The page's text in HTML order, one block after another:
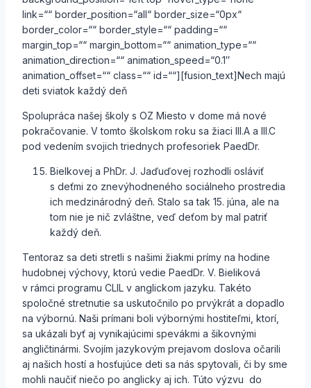
link=““ border_position=“all“ border_size=“0px“
border_color=““ border_style=““ padding=““
margin_top=““ margin_bottom=““ animation_type=““
animation_direction=““ animation_speed=“0.1″
animation_offset=““ class=““ id=““][fusion_text]Nech majú
deti sviatok každý deň
Spolupráca našej školy s OZ Miesto v dome má nové
pokračovanie. V tomto školskom roku sa žiaci III.A a III.C
pod vedením svojich triednych profesoriek PaedDr.
Bielkovej a PhDr. J. Jaďuďovej rozhodli osláviť
s deťmi zo znevýhodneného sociálneho prostredia
ich medzinárodný deň. Stalo sa tak 15. júna, ale na
tom nie je nič zvláštne, veď deťom by mal patriť
každý deň.
Tentoraz sa deti stretli s našimi žiakmi prímy na hodine
hudobnej výchovy, ktorú vedie PaedDr. V. Bieliková
v rámci programu CLIL v anglickom jazyku. Takéto
spoločné stretnutie sa uskutočnilo po prvýkrát a dopadlo
na výbornú. Naši prímani boli výbornými hostiteľmi, ktorí,
sa ukázali byť aj vynikajúcimi spevákmi a šikovnými
angličtinármi. Svojím jazykovým prejavom doslova očarili
aj našich hostí a hosťujúce deti sa nás spytovali, či by sme
mohli naučiť niečo po anglicky aj ich. Túto výzvu do